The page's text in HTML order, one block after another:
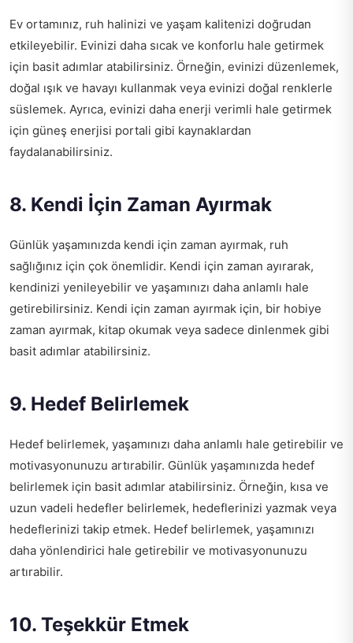
Ev ortamınız, ruh halinizi ve yaşam kalitenizi doğrudan
etkileyebilir. Evinizi daha sıcak ve konforlu hale getirmek
için basit adımlar atabilirsiniz. Örneğin, evinizi düzenlemek,
doğal ışık ve havayı kullanmak veya evinizi doğal renklerle
süslemek. Ayrıca, evinizi daha enerji verimli hale getirmek
için güneş enerjisi portali gibi kaynaklardan
faydalanabilirsiniz.
8. Kendi İçin Zaman Ayırmak
Günlük yaşamınızda kendi için zaman ayırmak, ruh
sağlığınız için çok önemlidir. Kendi için zaman ayırarak,
kendinizi yenileyebilir ve yaşamınızı daha anlamlı hale
getirebilirsiniz. Kendi için zaman ayırmak için, bir hobiye
zaman ayırmak, kitap okumak veya sadece dinlenmek gibi
basit adımlar atabilirsiniz.
9. Hedef Belirlemek
Hedef belirlemek, yaşamınızı daha anlamlı hale getirebilir ve
motivasyonunuzu artırabilir. Günlük yaşamınızda hedef
belirlemek için basit adımlar atabilirsiniz. Örneğin, kısa ve
uzun vadeli hedefler belirlemek, hedeflerinizi yazmak veya
hedeflerinizi takip etmek. Hedef belirlemek, yaşamınızı
daha yönlendirici hale getirebilir ve motivasyonunuzu
artırabilir.
10. Teşekkür Etmek